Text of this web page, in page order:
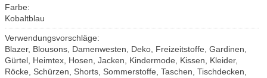
Farbe:
Kobaltblau
Verwendungsvorschläge:
Blazer, Blousons, Damenwesten, Deko, Freizeitstoffe, Gardinen,
Gürtel, Heimtex, Hosen, Jacken, Kindermode, Kissen, Kleider,
Röcke, Schürzen, Shorts, Sommerstoffe, Taschen, Tischdecken,